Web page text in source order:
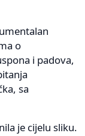
o
i padova,
sa
je cijelu sliku.